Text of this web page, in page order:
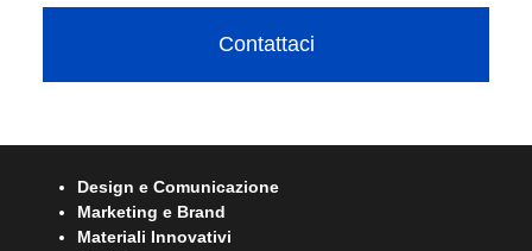
Contattaci
Design e Comunicazione
Marketing e Brand
Materiali Innovativi